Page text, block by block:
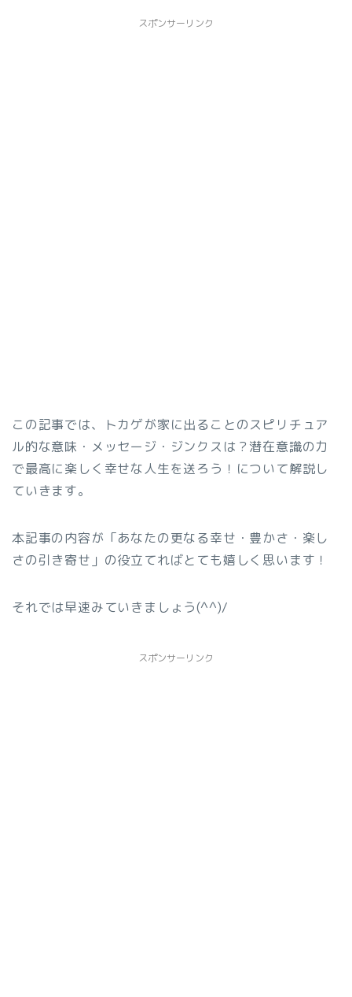
スポンサーリンク
この記事では、トカゲが家に出ることのスピリチュア
ル的な意味・メッセージ・ジンクスは？潜在意識の力
で最高に楽しく幸せな人生を送ろう！について解説し
ていきます。
本記事の内容が「あなたの更なる幸せ・豊かさ・楽し
さの引き寄せ」の役立てればとても嬉しく思います！
それでは早速みていきましょう(^^)/
スポンサーリンク